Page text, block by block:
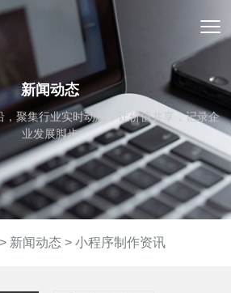
新闻动态
聚集行业实时动态，让价值共享，记录企
业发展脚步
> 新闻动态 >小程序制作资讯